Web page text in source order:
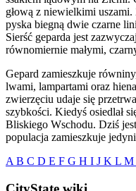
głową z niewielkimi
pyska biegną dwie czarne
Sierść geparda jest
równomiernie małymi,
Gepard zamieszkuje
lwami, lampartami oraz
zwierzęciu udaje się
szybkości. Kiedyś osiedlał
Bliskiego Wschodu. Dziś
populacja zamieszkuje
A B C D E F G H I J K L M